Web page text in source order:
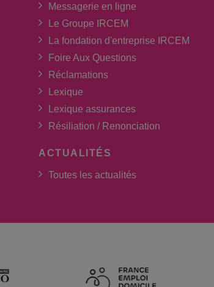
Messagerie en ligne
Le Groupe IRCEM
La fondation d'entreprise IRCEM
Foire Aux Questions
Réclamations
Lexique
Lexique assurances
Résiliation / Renonciation
ACTUALITÉS
Toutes les actualités